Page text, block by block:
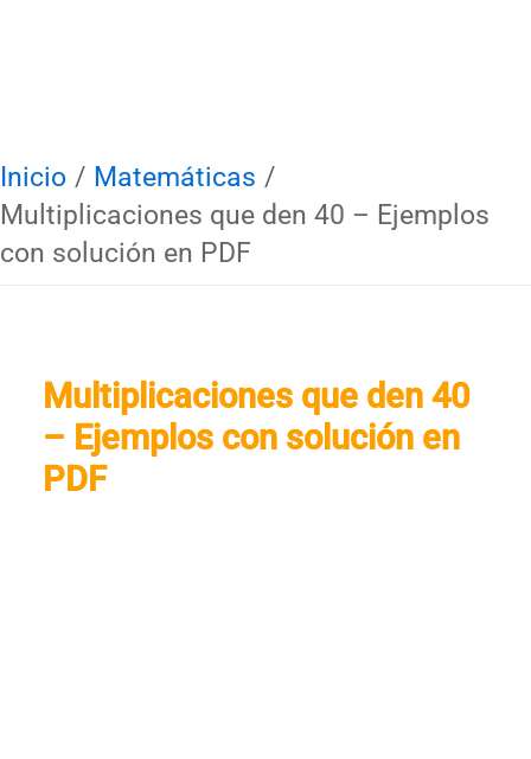
Inicio
Matemáticas
Multiplicaciones que den 40 – Ejemplos
con solución en PDF
Multiplicaciones que den 40
– Ejemplos con solución en
PDF